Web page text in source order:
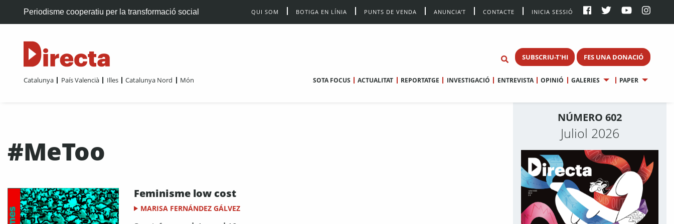
Periodisme cooperatiu per la transformació social QUI SOM BOTIGA EN LÍNIA PUNTS DE VENDA ANUNCIA’T CONTACTE INICIA SESSIÓ
SUBSCRIU-T'HI FES UNA DONACIÓ
Catalunya País Valencià Illes Catalunya Nord Món SOTA FOCUS ACTUALITAT REPORTATGE INVESTIGACIÓ ENTREVISTA OPINIÓ GALERIES PAPER
#MeToo
Feminisme low cost
MARISA FERNÁNDEZ GÁLVEZ
NÚMERO 602
Juliol 2026